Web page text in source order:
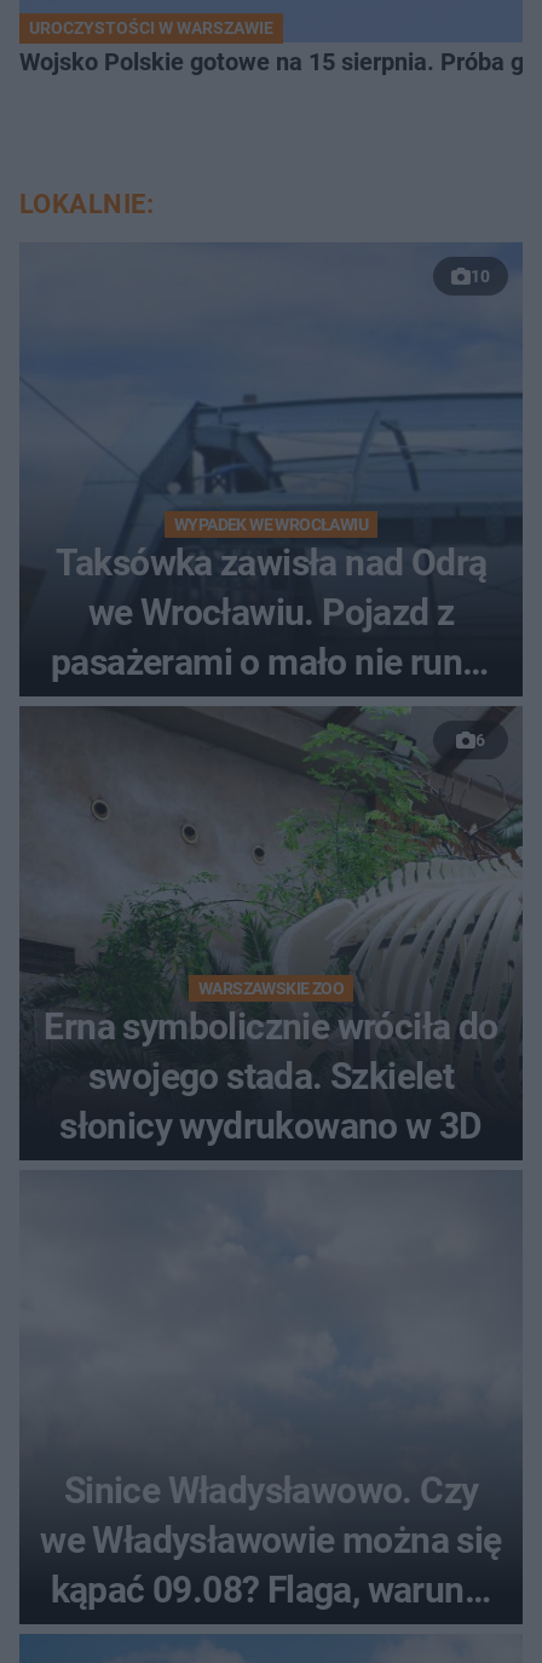
UROCZYSTOŚCI W WARSZAWIE
Wojsko Polskie gotowe na 15 sierpnia. Próba
LOKALNIE:
10
WYPADEK WE WROCŁAWIU
Taksówka zawisła nad Odrą
we Wrocławiu. Pojazd z
pasażerami o mało nie runął
do rzeki
6
WARSZAWSKIE ZOO
Erna symbolicznie wróciła do
swojego stada. Szkielet
słonicy wydrukowano w 3D
Sinice Władysławowo. Czy
we Władysławowie można się
kąpać 09.08? Flaga, warunki
pogodowe